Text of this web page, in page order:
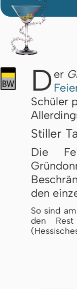
Der
Schüler
Stiller
Die
den
So sind
den Rest